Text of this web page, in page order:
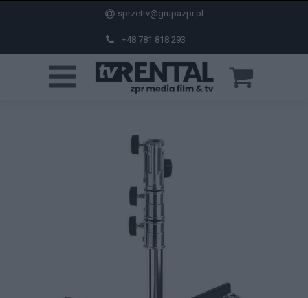
+48 781 818 293
sprzettv@grupazpr.pl